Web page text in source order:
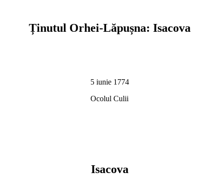
Ținutul Orhei-Lăpușna: Isacova
5 iunie 1774
Ocolul Culii
Isacova